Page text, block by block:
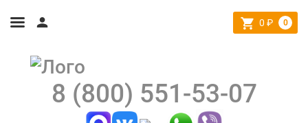
0 ₽ 0
8 (800) 551-53-07